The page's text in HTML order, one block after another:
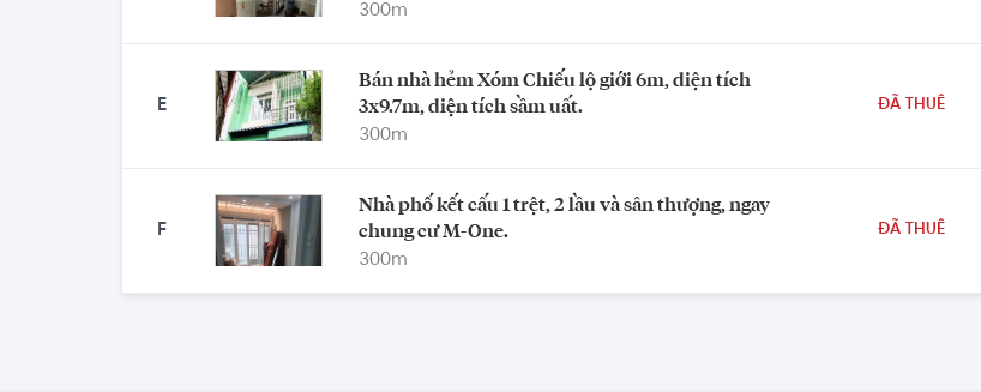
300m
E
Bán nhà hẻm Xóm Chiếu lộ giới 6m, diện tích
3x9.7m, diện tích sầm uất.
300m
ĐÃ THUÊ
F
Nhà phố kết cấu 1 trệt, 2 lầu và sân thượng, ngay
chung cư M-One.
300m
ĐÃ THUÊ